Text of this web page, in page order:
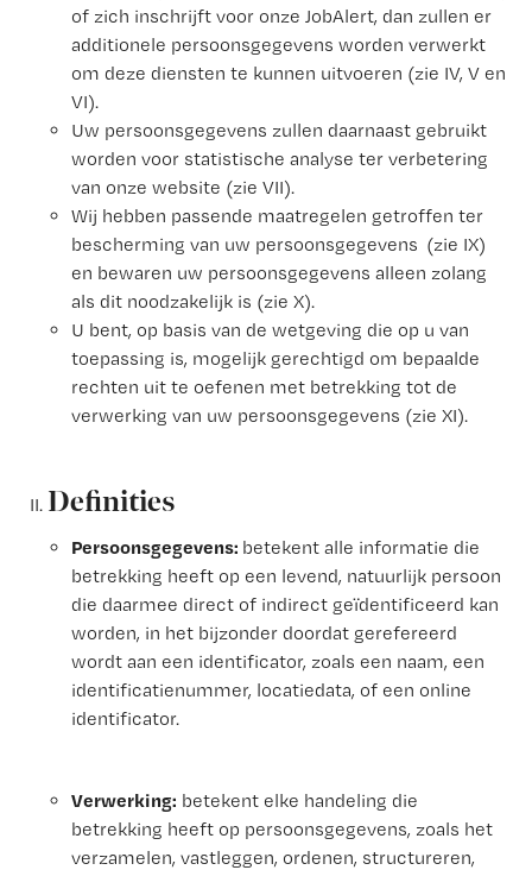
of zich inschrijft voor onze JobAlert, dan zullen er
additionele persoonsgegevens worden verwerkt
om deze diensten te kunnen uitvoeren (zie IV, V en
VI).
Uw persoonsgegevens zullen daarnaast gebruikt
worden voor statistische analyse ter verbetering
van onze website (zie VII).
Wij hebben passende maatregelen getroffen ter
bescherming van uw persoonsgegevens (zie IX)
en bewaren uw persoonsgegevens alleen zolang
als dit noodzakelijk is (zie X).
U bent, op basis van de wetgeving die op u van
toepassing is, mogelijk gerechtigd om bepaalde
rechten uit te oefenen met betrekking tot de
verwerking van uw persoonsgegevens (zie XI).
Definities
Persoonsgegevens: betekent alle informatie die
betrekking heeft op een levend, natuurlijk persoon
die daarmee direct of indirect geïdentificeerd kan
worden, in het bijzonder doordat gerefereerd
wordt aan een identificator, zoals een naam, een
identificatienummer, locatiedata, of een online
identificator.
Verwerking: betekent elke handeling die
betrekking heeft op persoonsgegevens, zoals het
verzamelen, vastleggen, ordenen, structureren,